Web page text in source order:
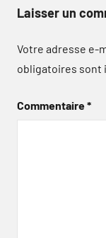
Laisser un
Votre adresse e-
obligatoires sont
Commentaire*